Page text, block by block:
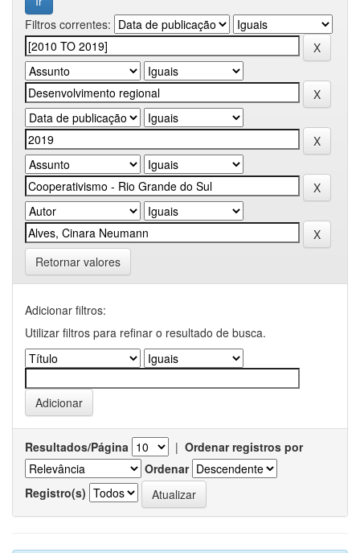
Filtros correntes:
Retornar valores
Adicionar filtros:
Utilizar filtros para refinar o resultado de busca.
Resultados/Página | Ordenar registros por
Ordenar
Registro(s)